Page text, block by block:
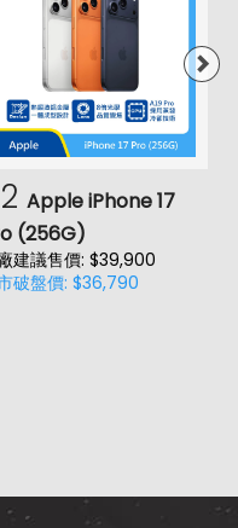
f2.0
1800(B3), 1900(B2),
2600(B7), 700(B28),
2500(B41),
2600(B38)
2
Apple iPhone 17
(256G)
建議售價: $39,900
破盤價: $36,790